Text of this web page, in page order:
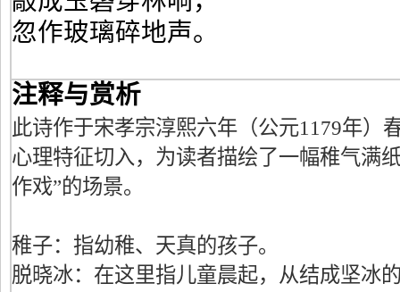
忽作玻璃碎地声。
注释与赏析
此诗作于宋孝宗淳熙六年（公元1179年）
心理特征切入，为读者描绘了一幅稚气满
作戏”的场景。
稚子：指幼稚、天真的孩子。
脱晓冰：在这里指儿童晨起，从结成坚冰